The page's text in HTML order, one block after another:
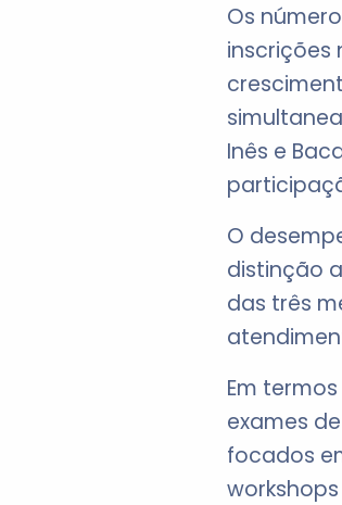
Os
inscrições
Inês e
O
distinção
das três
Em
exames
focados